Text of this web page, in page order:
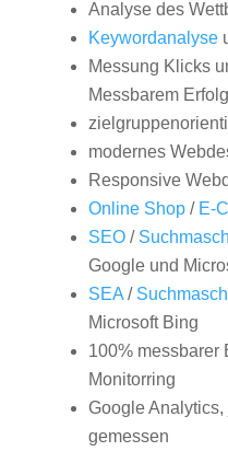
Analyse des
Keywordanalyse
Messung Klicks
Messbarem Erfolg
modernes
Responsive
Online Shop/ E-
SEO/
Google und
SEA/
Microsoft Bing
100% messbarer
Monitorring
Google
gemessen